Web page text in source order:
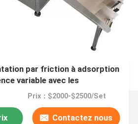
par friction à adsorption
variable avec les
Prix：$2000-$2500/Set
Contactez nous